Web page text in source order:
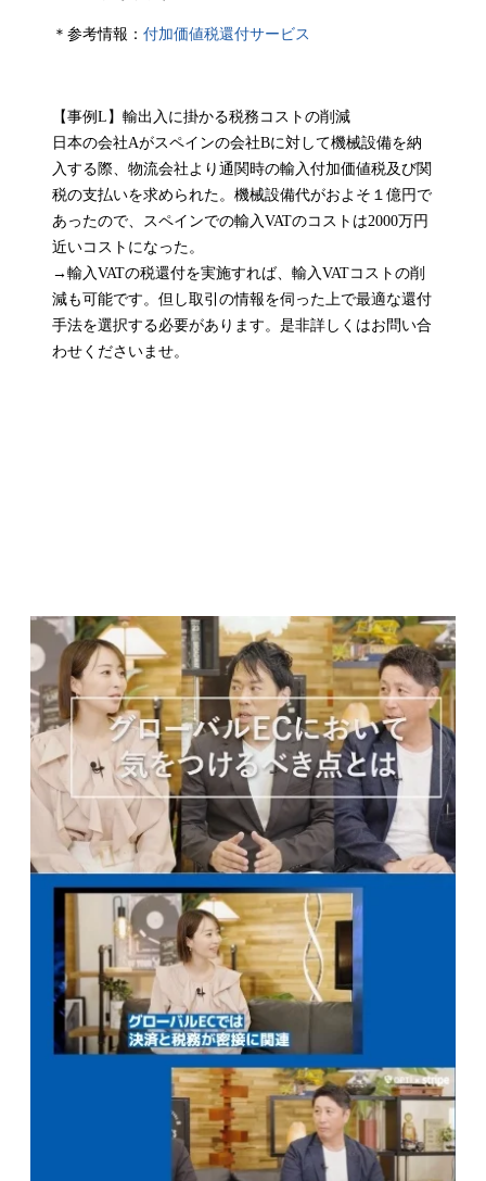
＊参考情報： 付加価値税還付サービス
【事例L】輸出入に掛かる税務コストの削減
日本の会社Aがスペインの会社Bに対して機械設備を納
入する際、物流会社より通関時の輸入付加価値税及び関
税の支払いを求められた。機械設備代がおよそ１億円で
あったので、スペインでの輸入VATのコストは2000万円
近いコストになった。
→輸入VATの税還付を実施すれば、輸入VATコストの削
減も可能です。但し取引の情報を伺った上で最適な還付
手法を選択する必要があります。是非詳しくはお問い合
わせくださいませ。